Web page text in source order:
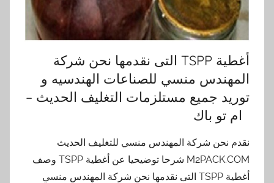
أغطية TSPP التى نقدمها نحن شركة
المهندس منسي للصناعات الهندسيه و
توريد جميع مستلزمات التغليف الحديث –
ام تو باك
نقدم نحن شركة المهندس منسي للتغليف الحديث
M2PACK.COM شرحا توضيحيا عن أغطية TSPP وصف
أغطية TSPP التى نقدمها نحن شركة المهندس منسي